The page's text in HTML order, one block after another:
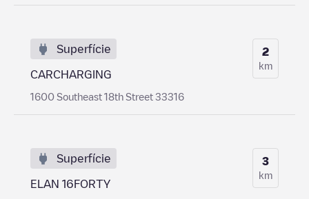
Superfície
CARCHARGING
1600 Southeast 18th Street 33316
2
km
Superfície
ELAN 16FORTY
3
km